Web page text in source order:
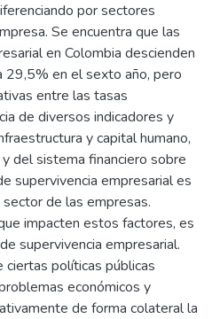
por sectores
Se encuentra que las
en Colombia descienden
en el sexto año, pero
entre las tasas
de diversos indicadores y
y capital humano,
del sistema financiero sobre
supervivencia empresarial es
de las empresas.
impacten estos factores, es
supervivencia empresarial.
políticas públicas
económicos y
de forma colateral la